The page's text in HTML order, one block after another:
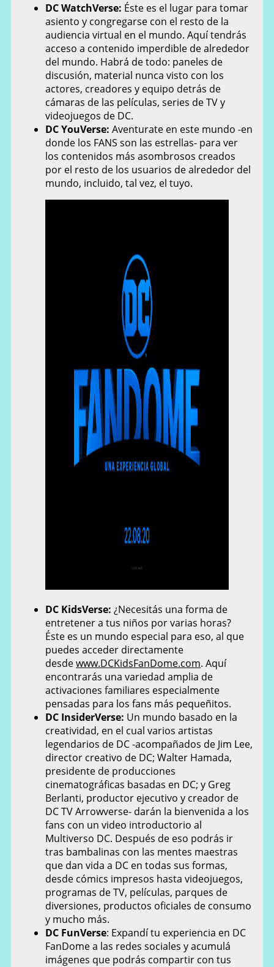
DC WatchVerse: Éste es el lugar para tomar
asiento y congregarse con el resto de la
audiencia virtual en el mundo. Aquí tendrás
acceso a contenido imperdible de alrededor
del mundo. Habrá de todo: paneles de
discusión, material nunca visto con los
actores, creadores y equipo detrás de
cámaras de las películas, series de TV y
videojuegos de DC.
DC YouVerse: Aventurate en este mundo -en
donde los FANS son las estrellas- para ver
los contenidos más asombrosos creados
por el resto de los usuarios de alrededor del
mundo, incluido, tal vez, el tuyo.
DC KidsVerse:¿Necesitás una forma de
entretener a tus niños por varias horas?
Éste es un mundo especial para eso, al que
puedes acceder directamente
desdewww.DCKidsFanDome.com. Aquí
encontrarás una variedad amplia de
activaciones familiares especialmente
pensadas para los fans más pequeñitos.
DC InsiderVerse: Un mundo basado en la
creatividad, en el cual varios artistas
legendarios de DC -acompañados de Jim Lee,
director creativo de DC; Walter Hamada,
presidente de producciones
cinematográficas basadas en DC; y Greg
Berlanti, productor ejecutivo y creador de
DC TV Arrowverse- darán la bienvenida a los
fans con un video introductorio al
Multiverso DC. Después de eso podrás ir
tras bambalinas con las mentes maestras
que dan vida a DC en todas sus formas,
desde cómics impresos hasta videojuegos,
programas de TV, películas, parques de
diversiones, productos oficiales de consumo
y mucho más.
DC FunVerse: Expandí tu experiencia en DC
FanDome a las redes sociales y acumulá
imágenes que podrás compartir con tus